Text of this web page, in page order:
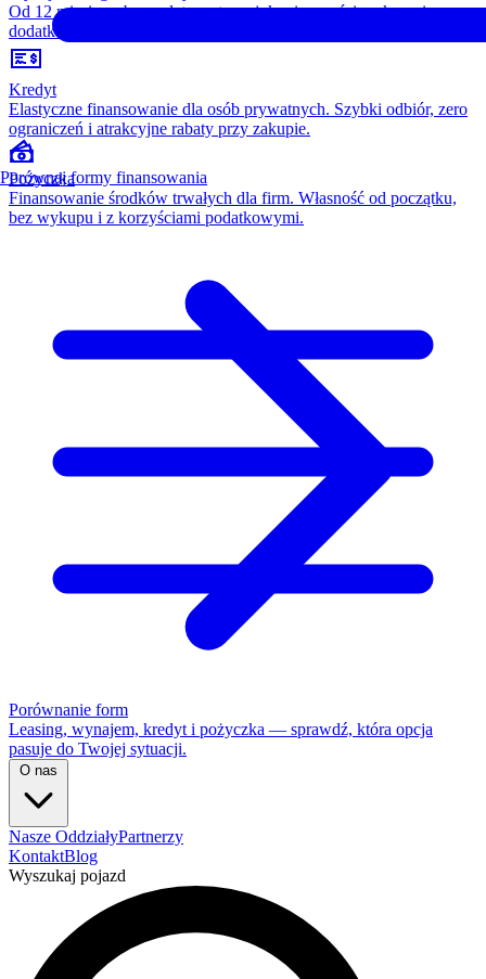
Od 12 miesięcy, bez opłaty wstępnej, konieczności wykupu i
dodatkowych kosztów. Wszystko w cenie raty.
Kredyt
Elastyczne finansowanie dla osób prywatnych. Szybki odbiór, zero
ograniczeń i atrakcyjne rabaty przy zakupie.
Pożyczka
Finansowanie środków trwałych dla firm. Własność od początku,
bez wykupu i z korzyściami podatkowymi.
Porównanie form
Leasing, wynajem, kredyt i pożyczka — sprawdź, która opcja
pasuje do Twojej sytuacji.
O nas
Nasze OddziałyPartnerzy
KontaktBlog
Wyszukaj pojazd
Porównaj formy finansowania